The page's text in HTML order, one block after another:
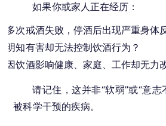
如果你或家人正在经历：
多次戒酒失败，停酒后出现严重身体
明知有害却无法控制饮酒行为？
因饮酒影响健康、家庭、工作却无力
请记住，这并非“软弱”或“意
被科学干预的疾病。